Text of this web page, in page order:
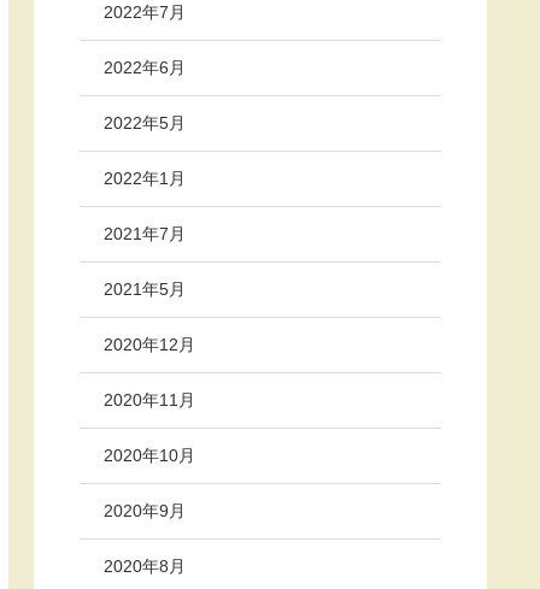
2022年7月
2022年6月
2022年5月
2022年1月
2021年7月
2021年5月
2020年12月
2020年11月
2020年10月
2020年9月
2020年8月